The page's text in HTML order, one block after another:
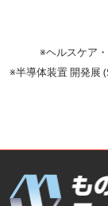
※ヘルスケア
※半導体装置 開発展